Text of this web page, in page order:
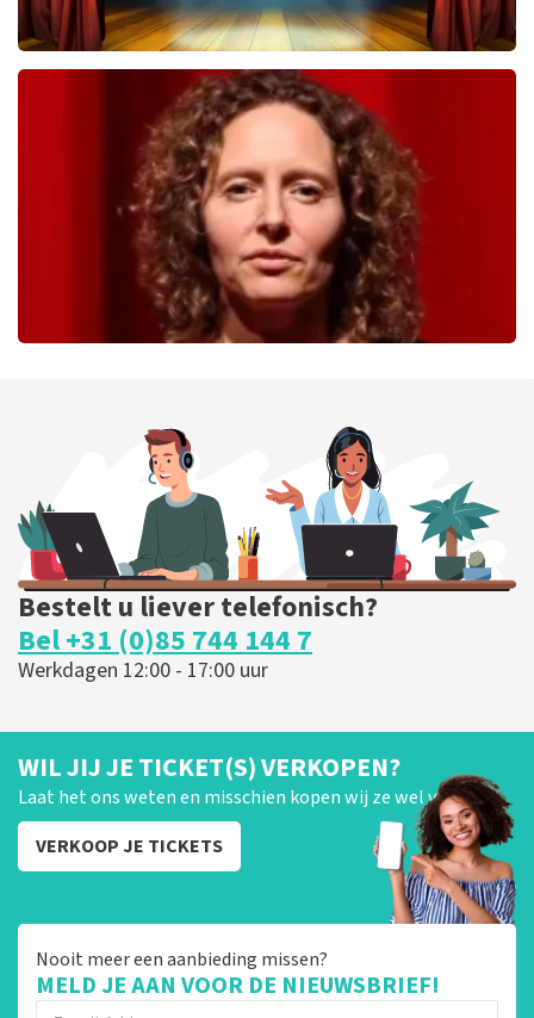
40 45 De Musical
laatste 30 minuten
BESTEL NU
BESTEL NU
Bestelt u liever telefonisch?
Bel +31 (0)85 744 144 7
Werkdagen 12:00 - 17:00 uur
WIL JIJ JE TICKET(S) VERKOPEN?
Laat het ons weten en misschien kopen wij ze wel van je!
VERKOOP JE TICKETS
Nooit meer een aanbieding missen?
MELD JE AAN VOOR DE NIEUWSBRIEF!